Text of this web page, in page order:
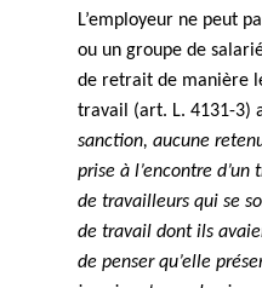
L’employeur ne peut
ou un groupe de
de retrait de manière
travail (art. L. 4131-3)
sanction, aucune
prise à l’encontre d’un
de travailleurs qui se
de travail dont ils
de penser qu’elle